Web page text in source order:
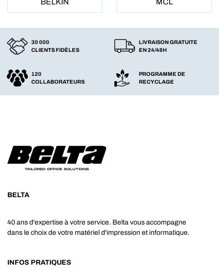
BELKIN
MCL
30 000
CLIENTS FIDÈLES
LIVRAISON GRATUITE
EN 24/48H
120
COLLABORATEURS
PROGRAMME DE
RECYCLAGE
BELTA
40 ans d'expertise à votre service. Belta vous accompagne
dans le choix de votre matériel d'impression et informatique.
INFOS PRATIQUES